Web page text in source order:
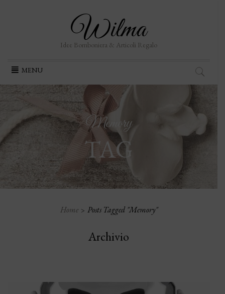
Wilma
Idee Bomboniera & Articoli Regalo
content
MENU
Memory
TAG
Home Posts Tagged "Memory"
Archivio